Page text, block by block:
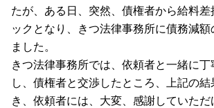
たが、ある日、突然、債権者から給料
ックとなり、きつ法律事務所に債務減
ました。
きつ法律事務所では、依頼者と一緒に
し、債権者と交渉したところ、上記の
き、依頼者には、大変、感謝していただ